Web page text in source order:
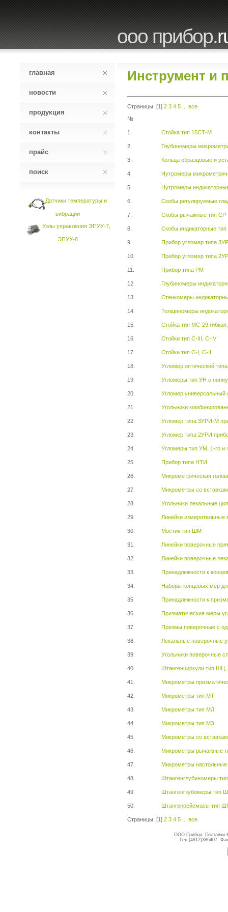
ооо прибор.
главная
новости
продукция
контакты
прайс
поиск
Датчики температуры и
вибрации
Узлы управления ЭПУУ-7,
ЭПУУ-8
Инструмент и
Страницы: [1] 2 3 4 5
все
№
1. Стойка тип 15СТ-М
2. Глубиномеры
3. Кольца образцовые и
4. Нутромеры
5. Нутромеры
6. Скобы регулируемые
7. Скобы рычажные тип СР
8. Скобы индикаторные
9. Прибор угломер типа
10. Прибор угломер типа
11. Прибор типа РМ
12. Глубиномеры
13. Стенкомеры
14. Толщиномеры
15. Стойка тип МС-29
16. Стойки тип С-III, С-IV
17. Стойки тип С-I, С-II
18. Угломер оптический
19. Угломеры тип УН с
20. Угломер универсальный
21. Угольники
22. Угломер типа 3УРИ-М
23. Угломер типа 2УРИ
24. Угломеры тип УМ, 1-го и
25. Прибор типа НТИ
26. Микрометрическая
27. Микрометры со
28. Угольники лекальные
29. Линейки измерительные
30. Мостик тип ШМ
31. Линейки поверочные
32. Линейки поверочные
33. Принадлежности к
34. Наборы концевых мер
35. Принадлежности к
36. Призматические меры
37. Призмы поверочные с
38. Лекальные поверочные
39. Угольники поверочные
40. Штангенциркули тип
41. Микрометры
42. Микрометры тип МТ
43. Микрометры тип МЛ
44. Микрометры тип МЗ
45. Микрометры со
46. Микрометры рычажные
47. Микрометры
48. Штангенглубиномеры
49. Штангенгзубомеры тип
50. Штангенрейсмасы тип
Страницы: [1] 2 3 4 5 все
ООО Прибор. Поставки
Тел.(4812)386407.